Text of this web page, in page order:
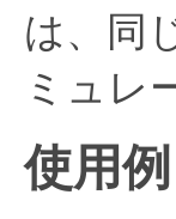
は、同
ミュレ
使用例